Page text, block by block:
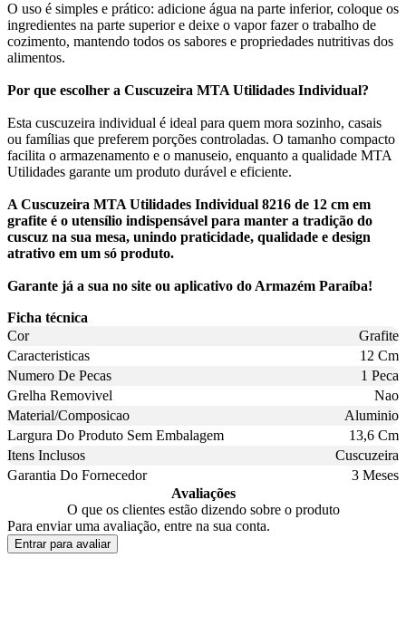
O uso é simples e prático: adicione água na parte inferior, coloque os
ingredientes na parte superior e deixe o vapor fazer o trabalho de
cozimento, mantendo todos os sabores e propriedades nutritivas dos
alimentos.
Por que escolher a Cuscuzeira MTA Utilidades Individual?
Esta cuscuzeira individual é ideal para quem mora sozinho, casais
ou famílias que preferem porções controladas. O tamanho compacto
facilita o armazenamento e o manuseio, enquanto a qualidade MTA
Utilidades garante um produto durável e eficiente.
A Cuscuzeira MTA Utilidades Individual 8216 de 12 cm em
grafite é o utensílio indispensável para manter a tradição do
cuscuz na sua mesa, unindo praticidade, qualidade e design
atrativo em um só produto.
Garante já a sua no site ou aplicativo do Armazém Paraíba!
Ficha técnica
Cor
Grafite
Caracteristicas
12 Cm
Numero De Pecas
1 Peca
Grelha Removivel
Nao
Material/Composicao
Aluminio
Largura Do Produto Sem Embalagem
13,6 Cm
Itens Inclusos
Cuscuzeira
Garantia Do Fornecedor
3 Meses
Avaliações
O que os clientes estão dizendo sobre o produto
Para enviar uma avaliação, entre na sua conta.
Entrar para avaliar